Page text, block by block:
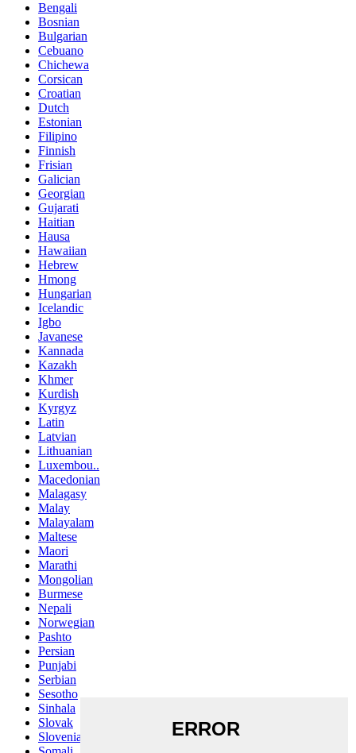
Bengali
Bosnian
Bulgarian
Cebuano
Chichewa
Corsican
Croatian
Dutch
Estonian
Filipino
Finnish
Frisian
Galician
Georgian
Gujarati
Haitian
Hausa
Hawaiian
Hebrew
Hmong
Hungarian
Icelandic
Igbo
Javanese
Kannada
Kazakh
Khmer
Kurdish
Kyrgyz
Latin
Latvian
Lithuanian
Luxembou..
Macedonian
Malagasy
Malay
Malayalam
Maltese
Maori
Marathi
Mongolian
Burmese
Nepali
Norwegian
Pashto
Persian
Punjabi
Serbian
Sesotho
Sinhala
Slovak
Slovenian